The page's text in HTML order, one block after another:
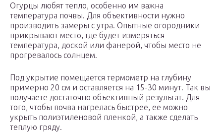
Огурцы любят тепло, особенно им важна
температура почвы. Для объективности нужно
производить замеры с утра. Опытные огородники
прикрывают место, где будет измеряться
температура, доской или фанерой, чтобы место не
прогревалось солнцем.
Под укрытие помещается термометр на глубину
примерно 20 см и оставляется на 15-30 минут. Так вы
получаете достаточно объективный результат. Для
того, чтобы почва нагрелась быстрее, ее можно
укрыть полиэтиленовой пленкой, а также сделать
теплую гряду.